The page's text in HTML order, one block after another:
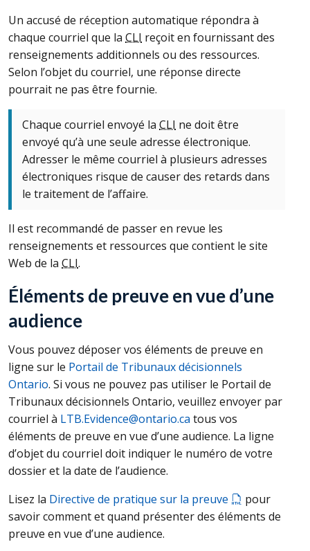
Un accusé de réception automatique répondra à
chaque courriel que la CLI reçoit en fournissant des
renseignements additionnels ou des ressources.
Selon l’objet du courriel, une réponse directe
pourrait ne pas être fournie.
Chaque courriel envoyé la CLI ne doit être
envoyé qu’à une seule adresse électronique.
Adresser le même courriel à plusieurs adresses
électroniques risque de causer des retards dans
le traitement de l’affaire.
Il est recommandé de passer en revue les
renseignements et ressources que contient le site
Web de la CLI.
Éléments de preuve en vue d’une
audience
Vous pouvez déposer vos éléments de preuve en
ligne sur le Portail de Tribunaux décisionnels
Ontario. Si vous ne pouvez pas utiliser le Portail de
Tribunaux décisionnels Ontario, veuillez envoyer par
courriel à LTB.Evidence@ontario.ca tous vos
éléments de preuve en vue d’une audience. La ligne
d’objet du courriel doit indiquer le numéro de votre
dossier et la date de l’audience.
Lisez la Directive de pratique sur la preuve
pour
savoir comment et quand présenter des éléments de
preuve en vue d’une audience.